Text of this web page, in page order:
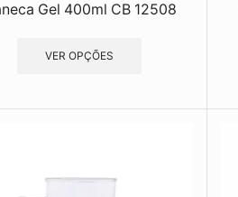
Gel 400ml CB 12508
VER OPÇÕES